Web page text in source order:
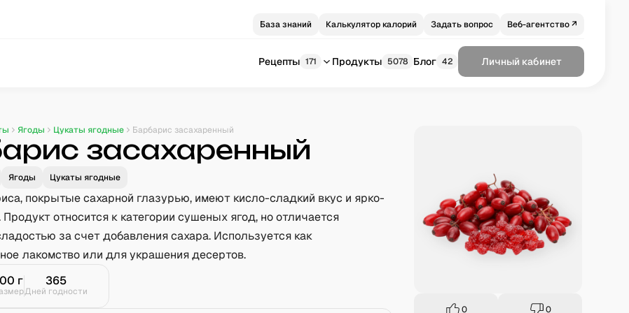
База знаний Калькулятор калорий Задать вопрос Веб-агентство ↗
Рецепты 171 Продукты 5078 Блог 42 Личный кабинет
Ягоды Цукаты ягодные Барбарис засахаренный
засахаренный
Ягоды Цукаты ягодные
покрытые сахарной глазурью, имеют кисло-сладкий вкус и ярко-
относится к категории сушеных ягод, но отличается
за счет добавления сахара. Используется как
лакомство или для украшения десертов.
г 365
Дней годности
0
0